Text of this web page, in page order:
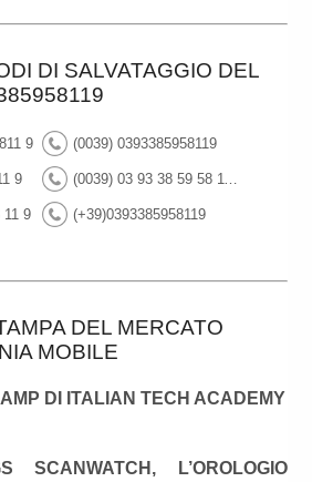
DI SALVATAGGIO DEL
9 (0039) 0393385958119
9 (0039) 03 93 38 59 58 11 9
11 9 (+39)0393385958119
DEL MERCATO
MOBILE
DI ITALIAN TECH ACADEMY
SCANWATCH, L’OROLOGIO